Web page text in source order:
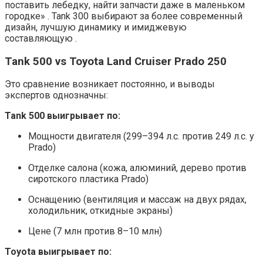
поставить лебедку, найти запчасти даже в маленьком
городке» . Tank 300 выбирают за более современный
дизайн, лучшую динамику и имиджевую
составляющую .
Tank 500 vs Toyota Land Cruiser Prado 250
Это сравнение возникает постоянно, и выводы
экспертов однозначны:
Tank 500 выигрывает по:
Мощности двигателя (299–394 л.с. против 249 л.с. у
Prado)
Отделке салона (кожа, алюминий, дерево против
сиротского пластика Prado)
Оснащению (вентиляция и массаж на двух рядах,
холодильник, откидные экраны)
Цене (7 млн против 8–10 млн)
Toyota выигрывает по: